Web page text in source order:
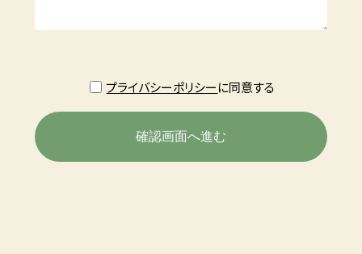
プライバシーポリシーに同意する